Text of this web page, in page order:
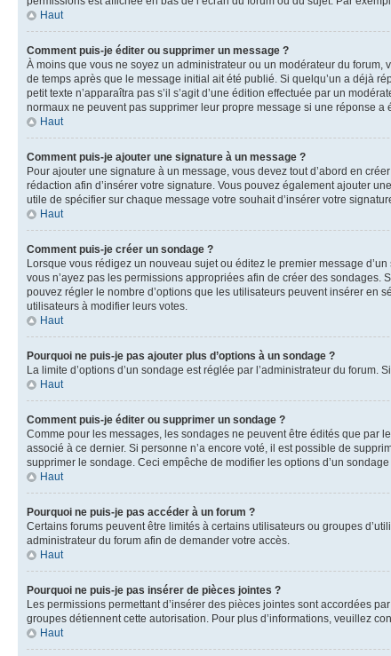
Haut
Comment puis-je éditer ou supprimer un message ?
À moins que vous ne soyez un administrateur ou un modérateur du
de temps après que le message initial ait été publié. Si quelqu’un a déjà
petit texte n’apparaîtra pas s’il s’agit d’une édition effectuée par un
normaux ne peuvent pas supprimer leur propre message si une réponse a
Haut
Comment puis-je ajouter une signature à un message ?
Pour ajouter une signature à un message, vous devez tout d’abord en
rédaction afin d’insérer votre signature. Vous pouvez également ajouter
utile de spécifier sur chaque message votre souhait d’insérer votre
Haut
Comment puis-je créer un sondage ?
Lorsque vous rédigez un nouveau sujet ou éditez le premier message
vous n’ayez pas les permissions appropriées afin de créer des
pouvez régler le nombre d’options que les utilisateurs peuvent insérer en
utilisateurs à modifier leurs votes.
Haut
Pourquoi ne puis-je pas ajouter plus d’options à un sondage ?
La limite d’options d’un sondage est réglée par l’administrateur du
Haut
Comment puis-je éditer ou supprimer un sondage ?
Comme pour les messages, les sondages ne peuvent être édités que par
associé à ce dernier. Si personne n’a encore voté, il est possible de
supprimer le sondage. Ceci empêche de modifier les options d’un
Haut
Pourquoi ne puis-je pas accéder à un forum ?
Certains forums peuvent être limités à certains utilisateurs ou groupes
administrateur du forum afin de demander votre accès.
Haut
Pourquoi ne puis-je pas insérer de pièces jointes ?
Les permissions permettant d’insérer des pièces jointes sont accordées
groupes détiennent cette autorisation. Pour plus d’informations, veuillez
Haut